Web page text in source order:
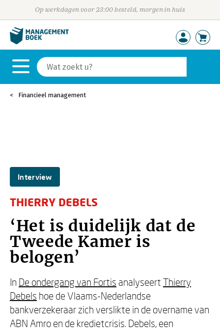
Op werkdagen voor 23:00 besteld, morgen in huis
Financieel management
Interview
THIERRY DEBELS
‘Het is duidelijk dat de
Tweede Kamer is
belogen’
In De ondergang van Fortis analyseert Thierry
Debels hoe de Vlaams-Nederlandse
bankverzekeraar zich verslikte in de overname van
ABN Amro en de kredietcrisis. Debels, een